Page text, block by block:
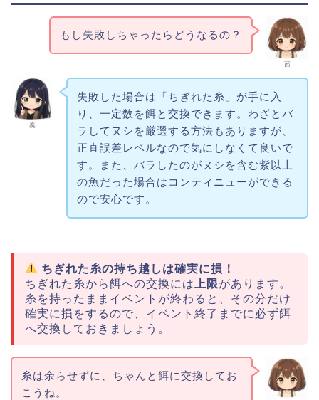
茜
もし失敗しちゃったらどうなるの？
奏
失敗した場合は「ちぎれた糸」が手に入
り、一定数を餌と交換できます。わざとバ
ラしてヌシを厳選する方法もありますが、
正直誤差レベルなので気にしなくて良いで
す。また、バラしたのがヌシを含む紫以上
の魚だった場合はコンティニューができる
ので安心です。
ちぎれた糸の持ち越しは確実に損！
ちぎれた糸から餌への交換には
上限があります。
糸を持ったままイベントが終わると、その分だけ
確実に損をするので、イベント終了までに必ず餌
へ交換しておきましょう。
糸は余らせずに、ちゃんと餌に交換してお
こうね。